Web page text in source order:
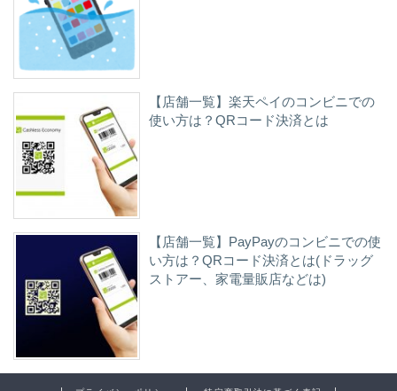
【店舗一覧】楽天ペイのコンビニでの
使い方は？QRコード決済とは
【店舗一覧】PayPayのコンビニでの使
い方は？QRコード決済とは(ドラッグ
ストアー、家電量販店などは)